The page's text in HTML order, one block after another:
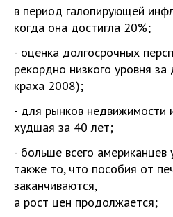
в период галопирующей
когда она достигла 20%;
- оценка долгосрочных
рекордно низкого уровня
краха 2008);
- для рынков недвижимости
худшая за 40 лет;
- больше всего американцев
также то, что пособия от
заканчиваются,
а рост цен продолжается;